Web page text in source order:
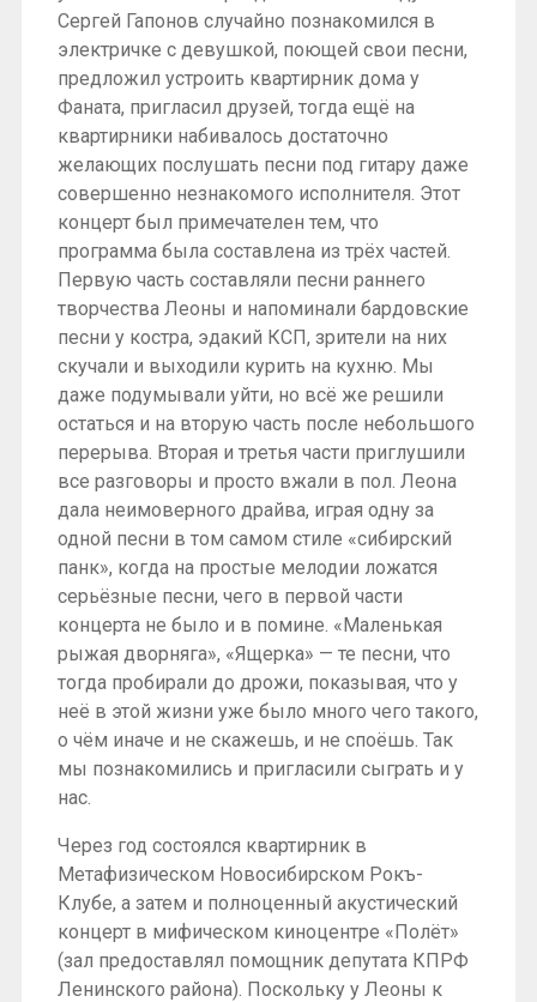
Сергей Гапонов случайно познакомился в
электричке с девушкой, поющей свои песни,
предложил устроить квартирник дома у
Фаната, пригласил друзей, тогда ещё на
квартирники набивалось достаточно
желающих послушать песни под гитару даже
совершенно незнакомого исполнителя. Этот
концерт был примечателен тем, что
программа была составлена из трёх частей.
Первую часть составляли песни раннего
творчества Леоны и напоминали бардовские
песни у костра, эдакий КСП, зрители на них
скучали и выходили курить на кухню. Мы
даже подумывали уйти, но всё же решили
остаться и на вторую часть после небольшого
перерыва. Вторая и третья части приглушили
все разговоры и просто вжали в пол. Леона
дала неимоверного драйва, играя одну за
одной песни в том самом стиле «сибирский
панк», когда на простые мелодии ложатся
серьёзные песни, чего в первой части
концерта не было и в помине. «Маленькая
рыжая дворняга», «Ящерка» — те песни, что
тогда пробирали до дрожи, показывая, что у
неё в этой жизни уже было много чего такого,
о чём иначе и не скажешь, и не споёшь. Так
мы познакомились и пригласили сыграть и у
нас.
Через год состоялся квартирник в
Метафизическом Новосибирском Рокъ-
Клубе, а затем и полноценный акустический
концерт в мифическом киноцентре «Полёт»
(зал предоставлял помощник депутата КПРФ
Ленинского района). Поскольку у Леоны к